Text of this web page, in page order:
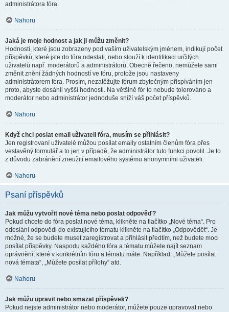
administrátora fóra.
Nahoru
Jaká je moje hodnost a jak ji můžu změnit?
Hodnosti, které jsou zobrazeny pod vaším uživatelským jménem, indikují počet
příspěvků, které jste do fóra odeslali, nebo slouží k identifikaci určitých
uživatelů např. moderátorů a administrátorů. Obecně řečeno, nemůžete sami
změnit znění žádných hodností ve fóru, protože jsou nastaveny
administrátorem fóra. Prosím, nezatěžujte fórum zbytečným přispíváním jen
proto, abyste dosáhli vyšší hodnosti. Na většině fór to nebude tolerováno a
moderátor nebo administrátor jednoduše sníží váš počet příspěvků.
Nahoru
Když chci poslat email uživateli fóra, musím se přihlásit?
Jen registrovaní uživatelé můžou posílat emaily ostatním členům fóra přes
vestavěný formulář a to jen v případě, že administrátor tuto funkci povolil. Je to
z důvodu zabránění zneužití emailového systému anonymními uživateli.
Nahoru
Psaní příspěvků
Jak můžu vytvořit nové téma nebo poslat odpověď?
Pokud chcete do fóra poslat nové téma, klikněte na tlačítko „Nové téma“. Pro
odeslání odpovědi do existujícího tématu klikněte na tlačítko „Odpovědět“. Je
možné, že se budete muset zaregistrovat a přihlásit předtím, než budete moci
posílat příspěvky. Naspodu každého fóra a tématu můžete najít seznam
oprávnění, které v konkrétním fóru a tématu máte. Například: „Můžete posílat
nová témata“, „Můžete posílat přílohy“ atd.
Nahoru
Jak můžu upravit nebo smazat příspěvek?
Pokud nejste administrátor nebo moderátor, můžete pouze upravovat nebo